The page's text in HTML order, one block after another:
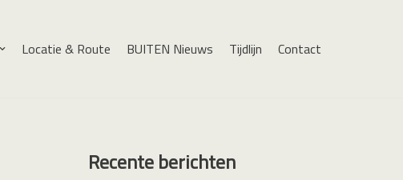
Locatie & Route BUITEN Nieuws Tijdlijn Contact
Recente berichten